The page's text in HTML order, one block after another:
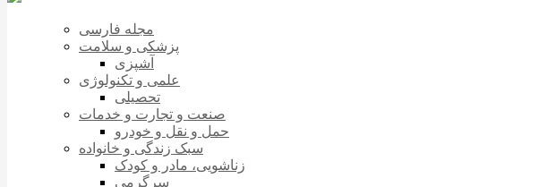
مجله فارسی
پزشکی و سلامت
آشپزی
علمی و تکنولوژی
تحصیلی
صنعت و تجارت و خدمات
حمل و نقل و خودرو
سبک زندگی و خانواده
زناشویی، مادر و کودک
سرگرمی